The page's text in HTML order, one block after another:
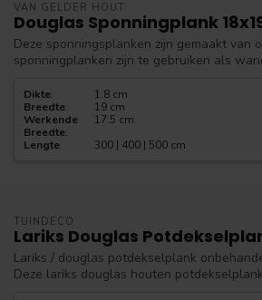
VAN GELDER HOUT
Douglas Sponningplank
Deze sponningsplanken zijn gemaakt van
sponningplanken zijn te gebruiken als
Dikte:
1.8 cm
Breedte:
19 cm
Werkende
Breedte:
17.5 cm
Lengte: 300 | 400 | 500 cm
TUINDECO
Lariks Douglas
Lariks / douglas potdekselplank
Deze lariks douglas houten